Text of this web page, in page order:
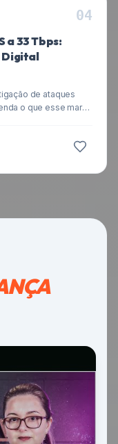
04
a 33 Tbps:
Digital
de ataques
o que esse marco
cada vez